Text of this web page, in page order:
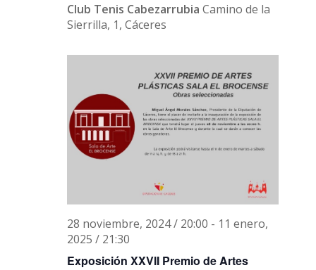
Club Tenis CabezarrubiaCamino de la
Sierrilla, 1, Cáceres
28 noviembre, 2024 / 20:00 - 11 enero,
2025 / 21:30
Exposición XXVII Premio de Artes
03:00
lunes,
No
this
day.
martes,
No
this
day.
miércoles,
2024
jueves,
2024
viernes,
sábado,
2024
domingo,
8,
2024